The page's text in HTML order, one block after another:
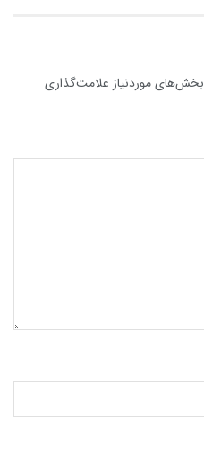
بخش‌های موردنیاز علامت‌گذاری